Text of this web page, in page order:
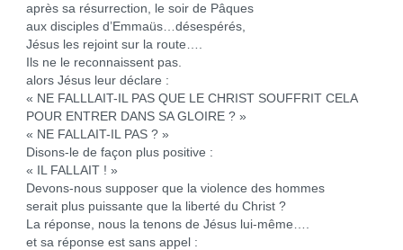
après sa résurrection, le soir de Pâques
aux disciples d’Emmaüs…désespérés,
Jésus les rejoint sur la route….
Ils ne le reconnaissent pas.
alors Jésus leur déclare :
« NE FALLLAIT-IL PAS QUE LE CHRIST SOUFFRIT CELA
POUR ENTRER DANS SA GLOIRE ? »
« NE FALLAIT-IL PAS ? »
Disons-le de façon plus positive :
« IL FALLAIT ! »
Devons-nous supposer que la violence des hommes
serait plus puissante que la liberté du Christ ?
La réponse, nous la tenons de Jésus lui-même….
et sa réponse est sans appel :